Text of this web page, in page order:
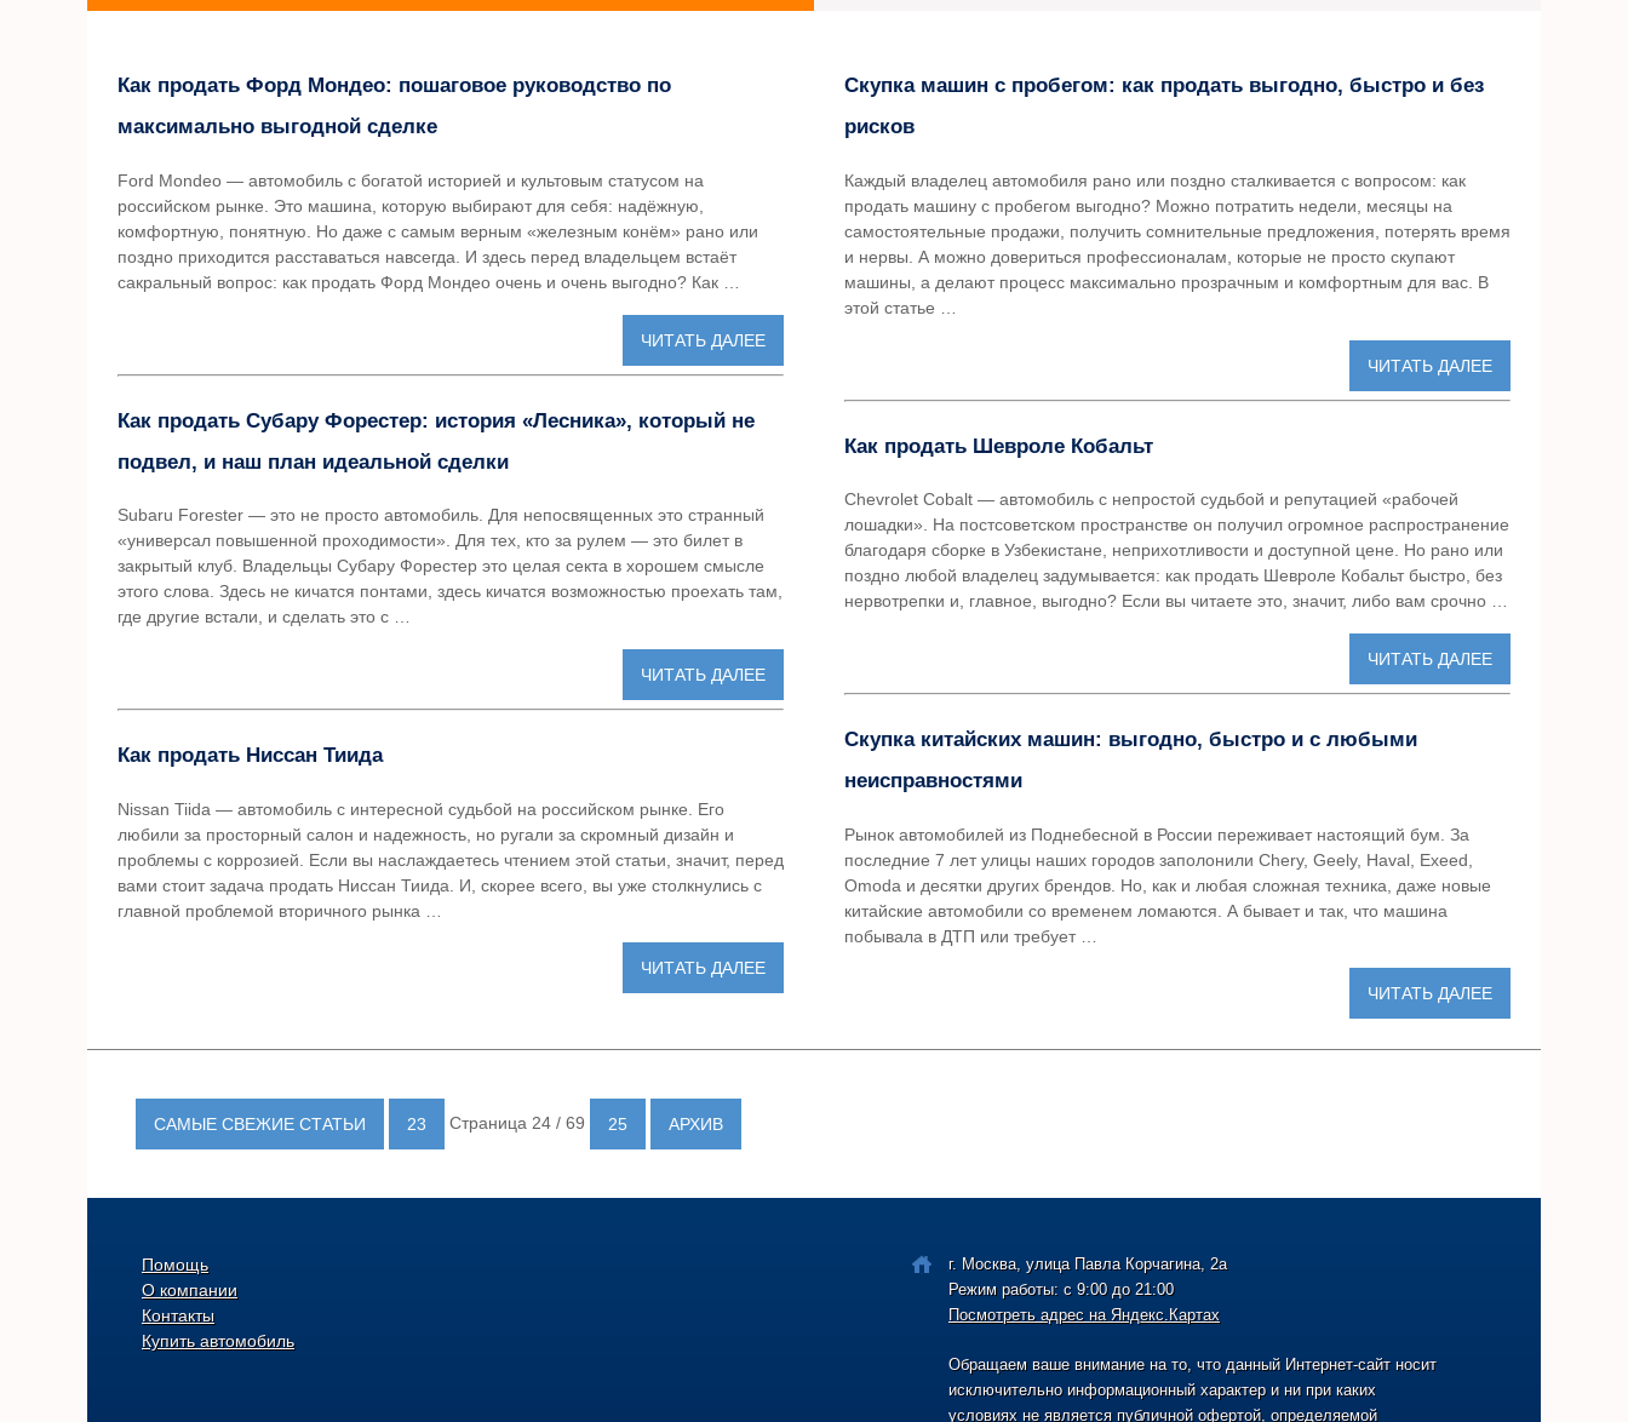
Как продать Форд Мондео: пошаговое руководство по
максимально выгодной сделке
Ford Mondeo — автомобиль с богатой историей и культовым статусом на
российском рынке. Это машина, которую выбирают для себя: надёжную,
комфортную, понятную. Но даже с самым верным «железным конём» рано или
поздно приходится расставаться навсегда. И здесь перед владельцем встаёт
сакральный вопрос: как продать Форд Мондео очень и очень выгодно? Как …
ЧИТАТЬ ДАЛЕЕ
Как продать Субару Форестер: история «Лесника», который не
подвел, и наш план идеальной сделки
Subaru Forester — это не просто автомобиль. Для непосвященных это странный
«универсал повышенной проходимости». Для тех, кто за рулем — это билет в
закрытый клуб. Владельцы Субару Форестер это целая секта в хорошем смысле
этого слова. Здесь не кичатся понтами, здесь кичатся возможностью проехать там,
где другие встали, и сделать это с …
ЧИТАТЬ ДАЛЕЕ
Как продать Ниссан Тиида
Nissan Tiida — автомобиль с интересной судьбой на российском рынке. Его
любили за просторный салон и надежность, но ругали за скромный дизайн и
проблемы с коррозией. Если вы наслаждаетесь чтением этой статьи, значит, перед
вами стоит задача продать Ниссан Тиида. И, скорее всего, вы уже столкнулись с
главной проблемой вторичного рынка …
ЧИТАТЬ ДАЛЕЕ
Скупка машин с пробегом: как продать выгодно, быстро и без
рисков
Каждый владелец автомобиля рано или поздно сталкивается с вопросом: как
продать машину с пробегом выгодно? Можно потратить недели, месяцы на
самостоятельные продажи, получить сомнительные предложения, потерять время
и нервы. А можно довериться профессионалам, которые не просто скупают
машины, а делают процесс максимально прозрачным и комфортным для вас. В
этой статье …
ЧИТАТЬ ДАЛЕЕ
Как продать Шевроле Кобальт
Chevrolet Cobalt — автомобиль с непростой судьбой и репутацией «рабочей
лошадки». На постсоветском пространстве он получил огромное распространение
благодаря сборке в Узбекистане, неприхотливости и доступной цене. Но рано или
поздно любой владелец задумывается: как продать Шевроле Кобальт быстро, без
нервотрепки и, главное, выгодно? Если вы читаете это, значит, либо вам срочно …
ЧИТАТЬ ДАЛЕЕ
Скупка китайских машин: выгодно, быстро и с любыми
неисправностями
Рынок автомобилей из Поднебесной в России переживает настоящий бум. За
последние 7 лет улицы наших городов заполонили Chery, Geely, Haval, Exeed,
Omoda и десятки других брендов. Но, как и любая сложная техника, даже новые
китайские автомобили со временем ломаются. А бывает и так, что машина
побывала в ДТП или требует …
ЧИТАТЬ ДАЛЕЕ
САМЫЕ СВЕЖИЕ СТАТЬИ 23 Страница 24 / 69 25 АРХИВ
Помощь
О компании
Контакты
Купить автомобиль
г. Москва, улица Павла Корчагина, 2а
Режим работы: с 9:00 до 21:00
Посмотреть адрес на Яндекс.Картах
Обращаем ваше внимание на то, что данный Интернет-сайт носит
исключительно информационный характер и ни при каких
условиях не является публичной офертой, определяемой